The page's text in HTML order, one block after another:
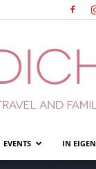
EVENTS IN